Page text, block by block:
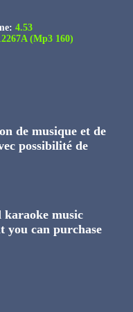
4.53
(Mp3 160)
de musique et de
possibilité de
music
you can purchase